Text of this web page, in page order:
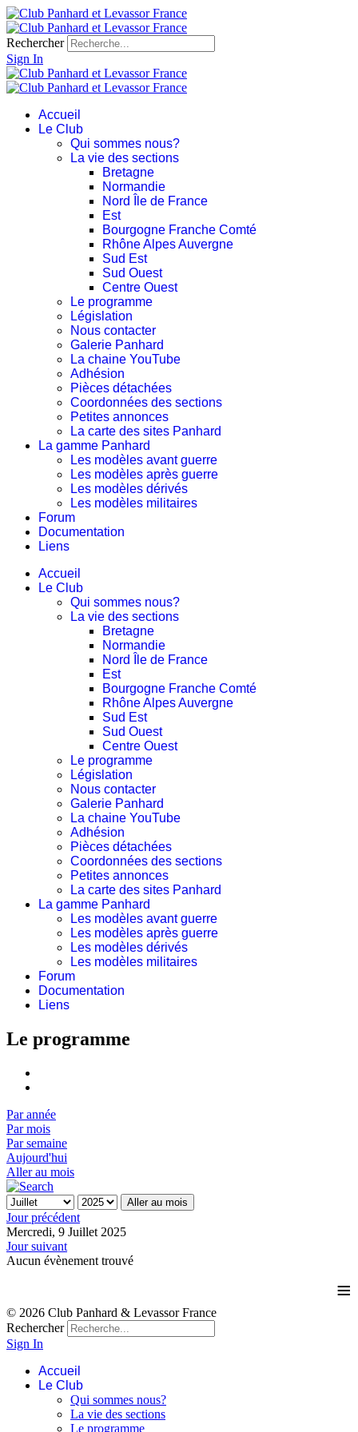
Rechercher
Sign In
Accueil
Le Club
Qui sommes nous?
La vie des sections
Bretagne
Normandie
Nord Île de France
Est
Bourgogne Franche Comté
Rhône Alpes Auvergne
Sud Est
Sud Ouest
Centre Ouest
Le programme
Législation
Nous contacter
Galerie Panhard
La chaine YouTube
Adhésion
Pièces détachées
Coordonnées des sections
Petites annonces
La carte des sites Panhard
La gamme Panhard
Les modèles avant guerre
Les modèles après guerre
Les modèles dérivés
Les modèles militaires
Forum
Documentation
Liens
Accueil
Le Club
Qui sommes nous?
La vie des sections
Bretagne
Normandie
Nord Île de France
Est
Bourgogne Franche Comté
Rhône Alpes Auvergne
Sud Est
Sud Ouest
Centre Ouest
Le programme
Législation
Nous contacter
Galerie Panhard
La chaine YouTube
Adhésion
Pièces détachées
Coordonnées des sections
Petites annonces
La carte des sites Panhard
La gamme Panhard
Les modèles avant guerre
Les modèles après guerre
Les modèles dérivés
Les modèles militaires
Forum
Documentation
Liens
Le programme
Par année
Par mois
Par semaine
Aujourd'hui
Aller au mois
Aller au mois
Jour précédent
Mercredi, 9 Juillet 2025
Jour suivant
Aucun évènement trouvé
≡
© 2026 Club Panhard & Levassor France
Rechercher
Sign In
Accueil
Le Club
Qui sommes nous?
La vie des sections
Le programme